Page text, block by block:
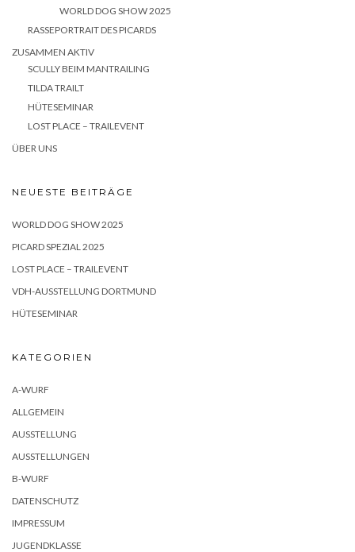
WORLD DOG SHOW 2025
RASSEPORTRAIT DES PICARDS
ZUSAMMEN AKTIV
SCULLY BEIM MANTRAILING
TILDA TRAILT
HÜTESEMINAR
LOST PLACE – TRAILEVENT
ÜBER UNS
NEUESTE BEITRÄGE
WORLD DOG SHOW 2025
PICARD SPEZIAL 2025
LOST PLACE – TRAILEVENT
VDH-AUSSTELLUNG DORTMUND
HÜTESEMINAR
KATEGORIEN
A-WURF
ALLGEMEIN
AUSSTELLUNG
AUSSTELLUNGEN
B-WURF
DATENSCHUTZ
IMPRESSUM
JUGENDKLASSE